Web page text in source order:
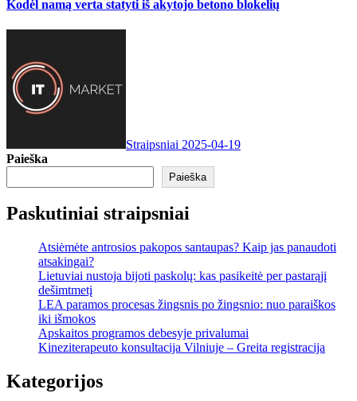
Kodėl namą verta statyti iš akytojo betono blokelių
Straipsniai 2025-04-19
Paieška
Paieška
Paskutiniai straipsniai
Atsiėmėte antrosios pakopos santaupas? Kaip jas panaudoti
atsakingai?
Lietuviai nustoja bijoti paskolų: kas pasikeitė per pastarąjį
dešimtmetį
LEA paramos procesas žingsnis po žingsnio: nuo paraiškos
iki išmokos
Apskaitos programos debesyje privalumai
Kineziterapeuto konsultacija Vilniuje – Greita registracija
Kategorijos